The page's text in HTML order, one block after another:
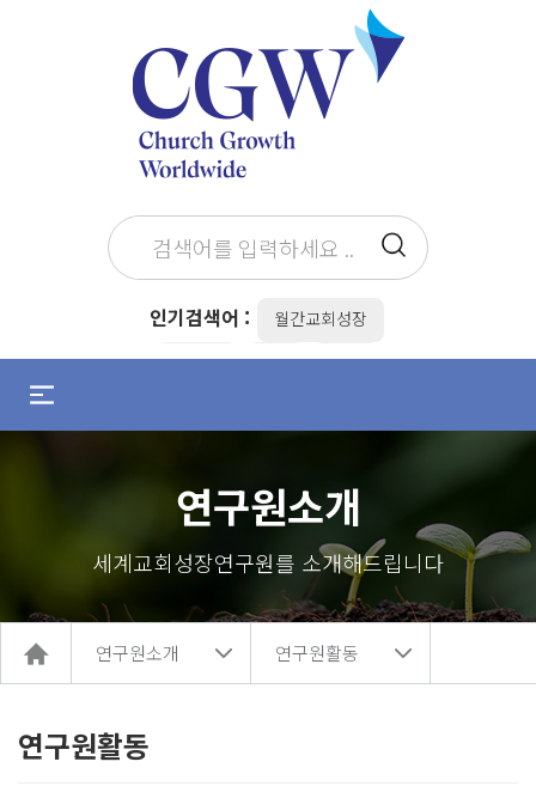
인기검색어 :
월간교회성장
최병락
the
전도
메
기
연구원소개
세계교회성장연구원를 소개해드립니다
홈
로
연구원소개 연구원활동
연구원활동